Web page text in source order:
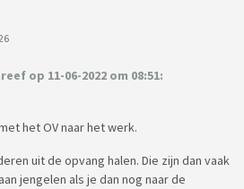
op 11-06-2022 om 08:51:
het OV naar het werk.
uit de opvang halen. Die zijn dan vaak
jengelen als je dan nog naar de